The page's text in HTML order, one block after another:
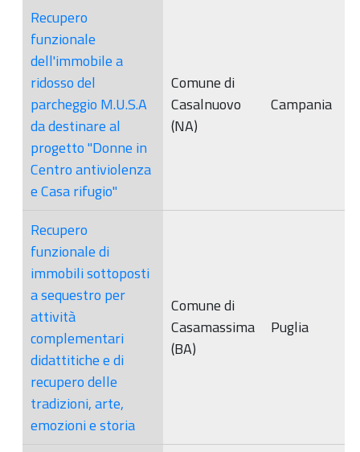
Recupero
funzionale
dell'immobile a
ridosso del
parcheggio M.U.S.A
da destinare al
progetto "Donne in
Centro antiviolenza
e Casa rifugio"
Comune di
Casalnuovo
(NA)
Campania
Recupero
funzionale di
immobili sottoposti
a sequestro per
attività
complementari
didattitiche e di
recupero delle
tradizioni, arte,
emozioni e storia
Comune di
Casamassima
(BA)
Puglia